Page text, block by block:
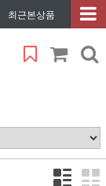
최근본상품